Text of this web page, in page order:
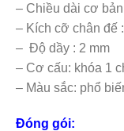
– Chiều dài cơ
– Kích cỡ chân đế
– Độ dầy : 2 mm
– Cơ cấu: khóa 1
– Màu sắc: phổ
Đóng gói: